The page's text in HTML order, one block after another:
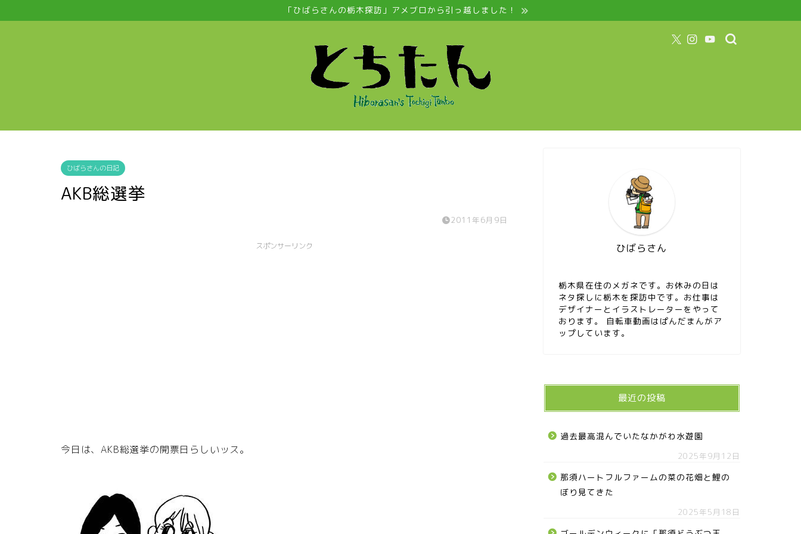
「ひばらさんの栃木探訪」アメブロから引っ越しました！
ひばらさんの日記
AKB総選挙
2011年6月9日
スポンサーリンク
今日は、AKB総選挙の開票日らしいッス。
ひばらさん
栃木県在住のメガネです。お休みの日は
ネタ探しに栃木を探訪中です。お仕事は
デザイナーとイラストレーターをやって
おります。 自転車動画はぱんだまんがア
ップしています。
最近の投稿
過去最高混んでいたなかがわ水遊園
2025年9月12日
那須ハートフルファームの菜の花畑と鯉の
ぼり見てきた
2025年5月18日